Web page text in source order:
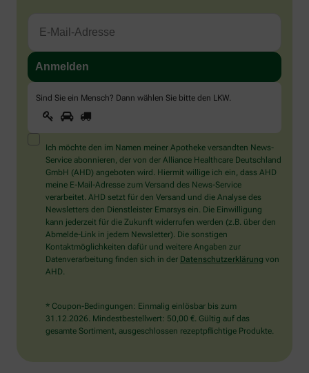
Sind Sie ein Mensch? Dann wählen Sie bitte den LKW.
Sind
Sie
ein
Mensch?
Dann
wählen
Sie
bitte
den
LKW.
1 2
Ich möchte den im Namen meiner Apotheke versandten News-
Service abonnieren, der von der Alliance Healthcare Deutschland
GmbH (AHD) angeboten wird. Hiermit willige ich ein, dass AHD
meine E-Mail-Adresse zum Versand des News-Service
verarbeitet. AHD setzt für den Versand und die Analyse des
Newsletters den Dienstleister Emarsys ein. Die Einwilligung
kann jederzeit für die Zukunft widerrufen werden (z.B. über den
Abmelde-Link in jedem Newsletter). Die sonstigen
Kontaktmöglichkeiten dafür und weitere Angaben zur
Datenverarbeitung finden sich in der Datenschutzerklärung von
AHD.
* Coupon-Bedingungen: Einmalig einlösbar bis zum
31.12.2026. Mindestbestellwert: 50,00 €. Gültig auf das
gesamte Sortiment, ausgeschlossen rezeptpflichtige Produkte.